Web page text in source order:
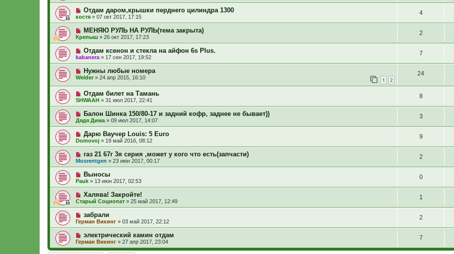
Отдам даром,крышки перднего цилиндра 1300
костя » 07 окт 2017, 17:15
4
МЕНЯЮ РУЛЬ НА РУЛЬ(тема закрыта)
Крепыш » 26 окт 2017, 17:23
2
Отдам ксенон и стекла на айфон 6s Plus.
kabanera » 17 сен 2017, 19:52
7
Нужны любые номера
Welder » 24 апр 2015, 16:10 1 2
24
Отдам билет на Тамань
SHWAAH » 31 июл 2017, 22:41
8
Балон Шинка 150/80-17 и задний кофр, заднее не бывает))
Дядя Дима » 09 июл 2017, 14:07
3
Дарю Ваучер Louis: 5 Euro
Domovoj » 19 май 2016, 08:12
9
газ 21 67г 3я серия ,может у кого что есть(запчасти)
Mosrentgen » 23 июн 2017, 00:17
2
Выносы
Pauk » 13 июн 2017, 02:53
0
Халява! Закройте!
Старый Социопат » 25 май 2017, 12:49
1
забрали
Герман Викинг » 03 май 2017, 22:12
2
электрический камин отдам
Герман Викинг » 27 апр 2017, 23:04
7